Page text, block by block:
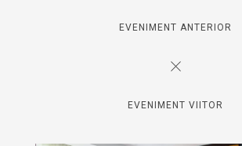
EVENIMENT ANTERIOR
EVENIMENT VIITOR